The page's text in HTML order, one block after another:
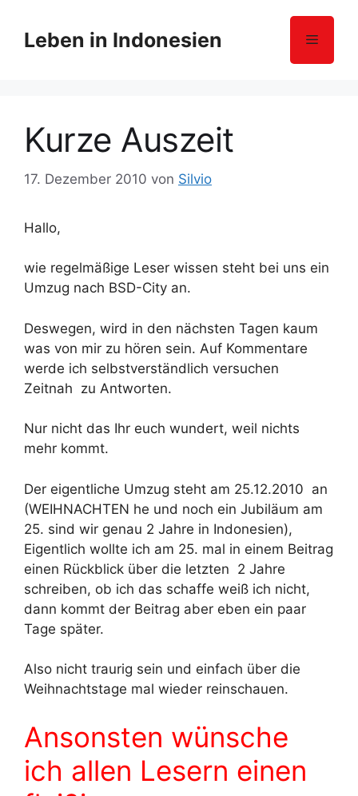
Leben in Indonesien Menü
Kurze Auszeit
17. Dezember 2010 von Silvio
Hallo,
wie regelmäßige Leser wissen steht bei uns ein
Umzug nach BSD-City an.
Deswegen, wird in den nächsten Tagen kaum
was von mir zu hören sein. Auf Kommentare
werde ich selbstverständlich versuchen
Zeitnah zu Antworten.
Nur nicht das Ihr euch wundert, weil nichts
mehr kommt.
Der eigentliche Umzug steht am 25.12.2010 an
(WEIHNACHTEN he und noch ein Jubiläum am
25. sind wir genau 2 Jahre in Indonesien),
Eigentlich wollte ich am 25. mal in einem Beitrag
einen Rückblick über die letzten 2 Jahre
schreiben, ob ich das schaffe weiß ich nicht,
dann kommt der Beitrag aber eben ein paar
Tage später.
Also nicht traurig sein und einfach über die
Weihnachtstage mal wieder reinschauen.
Ansonsten wünsche
ich allen Lesern einen